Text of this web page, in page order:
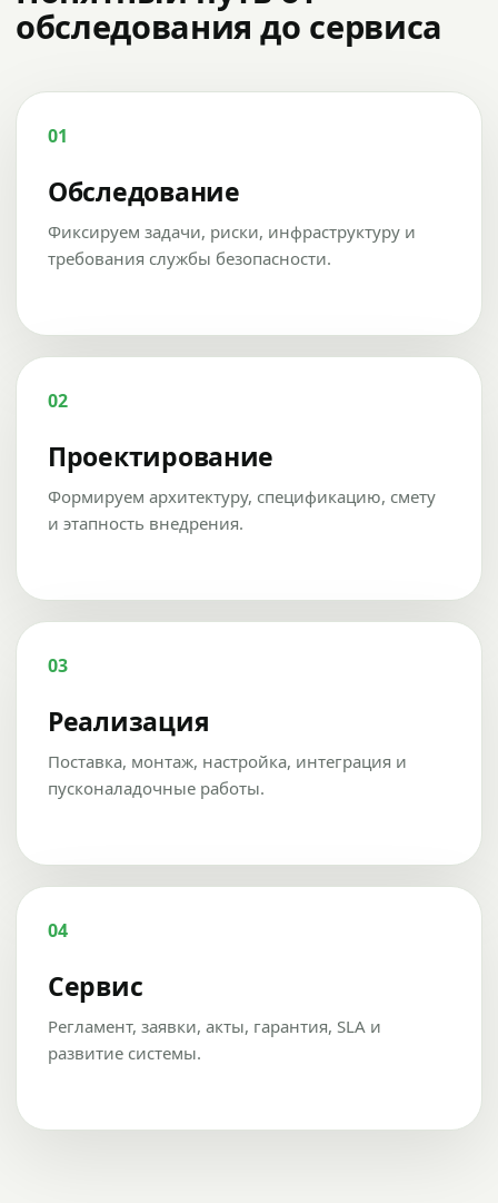
обследования до сервиса
01
Обследование
Фиксируем задачи, риски, инфраструктуру и
требования службы безопасности.
02
Проектирование
Формируем архитектуру, спецификацию, смету
и этапность внедрения.
03
Реализация
Поставка, монтаж, настройка, интеграция и
пусконаладочные работы.
04
Сервис
Регламент, заявки, акты, гарантия, SLA и
развитие системы.